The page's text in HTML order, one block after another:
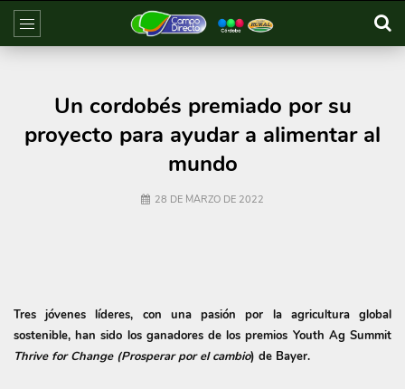
Un cordobés premiado por su
proyecto para ayudar a alimentar al
mundo
28 DE MARZO DE 2022
Tres jóvenes líderes, con una pasión por la agricultura global
sostenible, han sido los ganadores de los premios Youth Ag Summit
Thrive for Change (Prosperar por el cambio) de Bayer.